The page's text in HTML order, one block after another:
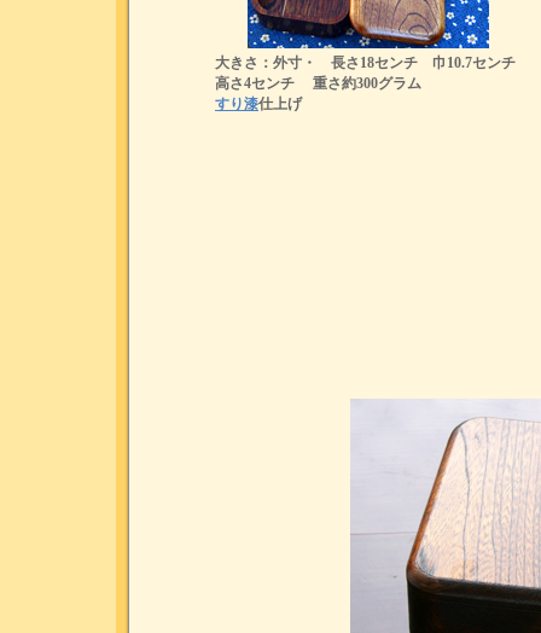
大きさ：外寸・ 長さ18センチ 巾10.7センチ
高さ4センチ 重さ約300グラム
すり漆仕上げ